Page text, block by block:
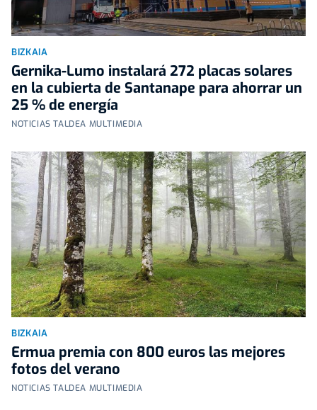
BIZKAIA
Gernika-Lumo instalará 272 placas solares
en la cubierta de Santanape para ahorrar un
25 % de energía
NOTICIAS TALDEA MULTIMEDIA
BIZKAIA
Ermua premia con 800 euros las mejores
fotos del verano
NOTICIAS TALDEA MULTIMEDIA